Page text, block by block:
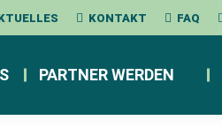
KONTAKT FAQ
PARTNER WERDEN